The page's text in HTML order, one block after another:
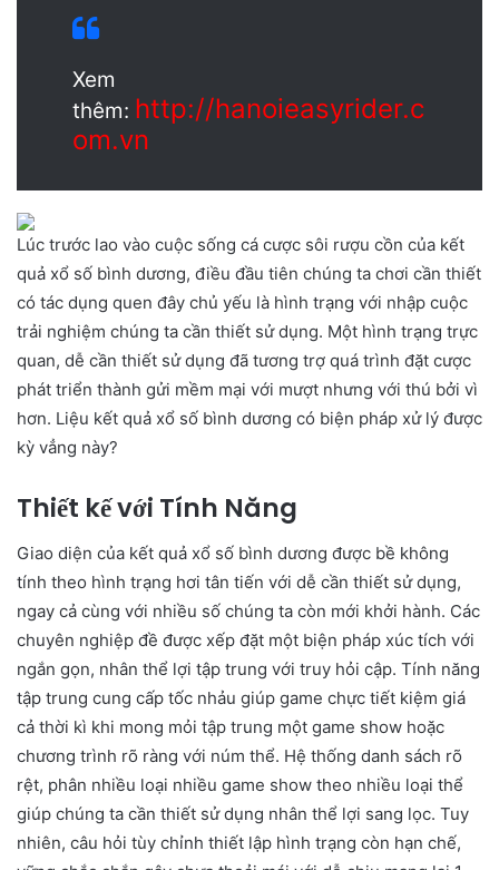
Xem
thêm: http://hanoieasyrider.c
om.vn
Lúc trước lao vào cuộc sống cá cược sôi rượu cồn của kết
quả xổ số bình dương, điều đầu tiên chúng ta chơi cần thiết
có tác dụng quen đây chủ yếu là hình trạng với nhập cuộc
trải nghiệm chúng ta cần thiết sử dụng. Một hình trạng trực
quan, dễ cần thiết sử dụng đã tương trợ quá trình đặt cược
phát triển thành gửi mềm mại với mượt nhưng với thú bởi vì
hơn. Liệu kết quả xổ số bình dương có biện pháp xử lý được
kỳ vẳng này?
Thiết kế với Tính Năng
Giao diện của kết quả xổ số bình dương được bề không
tính theo hình trạng hơi tân tiến với dễ cần thiết sử dụng,
ngay cả cùng với nhiều số chúng ta còn mới khởi hành. Các
chuyên nghiệp đề được xếp đặt một biện pháp xúc tích với
ngắn gọn, nhân thể lợi tập trung với truy hỏi cập. Tính năng
tập trung cung cấp tốc nhảu giúp game chực tiết kiệm giá
cả thời kì khi mong mỏi tập trung một game show hoặc
chương trình rõ ràng với núm thể. Hệ thống danh sách rõ
rệt, phân nhiều loại nhiều game show theo nhiều loại thể
giúp chúng ta cần thiết sử dụng nhân thể lợi sang lọc. Tuy
nhiên, câu hỏi tùy chỉnh thiết lập hình trạng còn hạn chế,